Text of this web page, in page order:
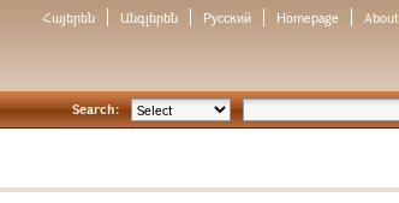
Հայերեն Անգլերեն Русский Homepage About
Search: